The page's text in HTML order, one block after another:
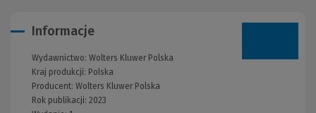
Informacje
Wydawnictwo: Wolters Kluwer Polska
Kraj produkcji: Polska
Producent: Wolters Kluwer Polska
Rok publikacji: 2023